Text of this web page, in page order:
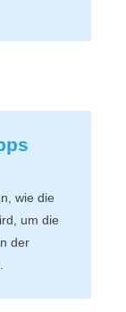
wie die
um die
der